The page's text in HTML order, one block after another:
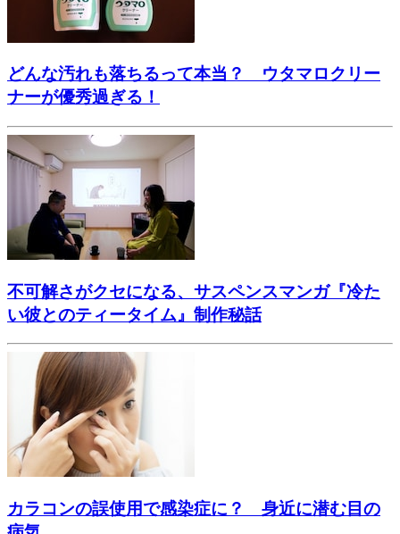
どんな汚れも落ちるって本当？ ウタマロクリー
ナーが優秀過ぎる！
不可解さがクセになる、サスペンスマンガ『冷た
い彼とのティータイム』制作秘話
カラコンの誤使用で感染症に？ 身近に潜む目の